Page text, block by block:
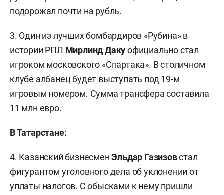
подорожал почти на рубль.
3. Один из лучших бомбардиров «Рубина» в
истории РПЛ Мирлинд Дакуофициальностал
игроком московского «Спартака». В столичном
клубе албанец будет выступать под 19-м
игровым номером. Сумма трансфера составила
11 млн евро.
В Татарстане:
4. Казанский бизнесменЭльдар Газизовстал
фигурантом уголовного дела об уклонении от
уплаты налогов. С обысками к нему пришли